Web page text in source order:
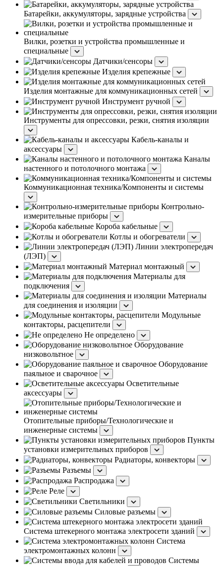
Батарейки, аккумуляторы, зарядные устройства
Вилки, розетки и устройства промышленные и
специальные
Датчики/сенсоры
Изделия крепежные
Изделия монтажные для коммуникационных сетей
Инструмент ручной
Инструменты для опрессовки, резки, снятия изоляции
Кабель-каналы и
аксессуары
Каналы
настенного и потолочного монтажа
Коммуникационная техника/Компоненты и системы
Контрольно-
измерительные приборы
Короба кабельные
Котлы и обогреватели
Линии электропередач
(ЛЭП)
Материал монтажный
Материалы для
подключения
Материалы
для соединения и изоляции
Модульные
контакторы, расцепители
Не определено
Оборудование
низковольтное
Оборудование
паяльное и сварочное
Осветительные
аксессуары
Отопительные приборы/Технологические и
инженерные системы
Пункты
установки измерительных приборов
Радиаторы, конвекторы
Разъемы
Распродажа
Реле
Светильники
Силовые разъемы
Система штекерного монтажа электросети зданий
Система
электромонтажных колонн
Системы